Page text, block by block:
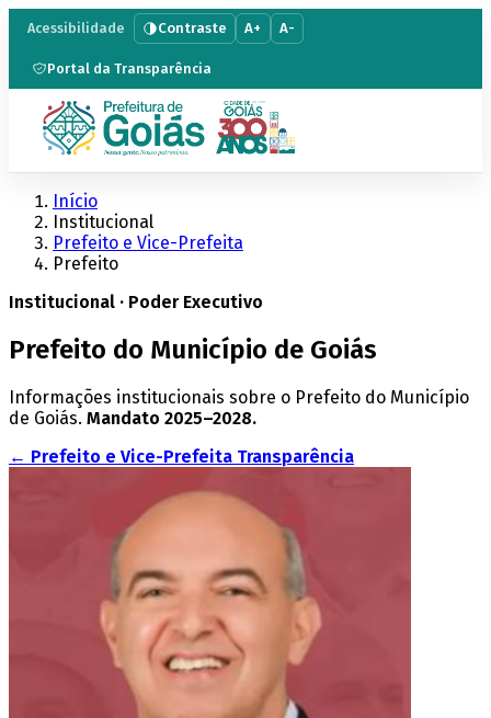
Acessibilidade Contraste A+ A-
Portal da Transparência
Início
Institucional
Prefeito e Vice-Prefeita
Prefeito
Institucional · Poder Executivo
Prefeito do Município de Goiás
Informações institucionais sobre o Prefeito do Município
de Goiás. Mandato 2025–2028.
← Prefeito e Vice-Prefeita Transparência